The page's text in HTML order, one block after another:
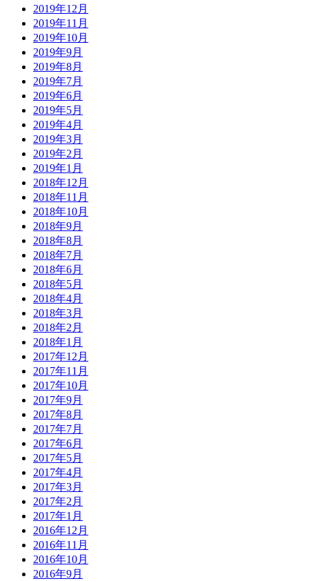
2019年12月
2019年11月
2019年10月
2019年9月
2019年8月
2019年7月
2019年6月
2019年5月
2019年4月
2019年3月
2019年2月
2019年1月
2018年12月
2018年11月
2018年10月
2018年9月
2018年8月
2018年7月
2018年6月
2018年5月
2018年4月
2018年3月
2018年2月
2018年1月
2017年12月
2017年11月
2017年10月
2017年9月
2017年8月
2017年7月
2017年6月
2017年5月
2017年4月
2017年3月
2017年2月
2017年1月
2016年12月
2016年11月
2016年10月
2016年9月